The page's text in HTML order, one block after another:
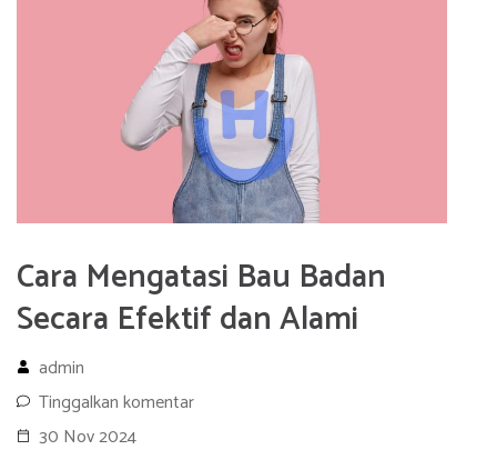
Cara Mengatasi Bau Badan
Secara Efektif dan Alami
admin
Tinggalkan komentar
30 Nov 2024